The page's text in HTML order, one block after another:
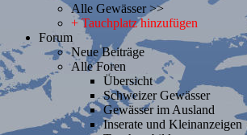
Alle Gewässer >>
+ Tauchplatz hinzufügen
Forum
Neue Beiträge
Alle Foren
Übersicht
Schweizer Gewässer
Gewässer im Ausland
Inserate und Kleinanzeigen